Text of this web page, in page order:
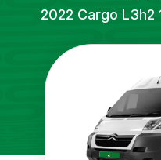
2022 Cargo L3h2